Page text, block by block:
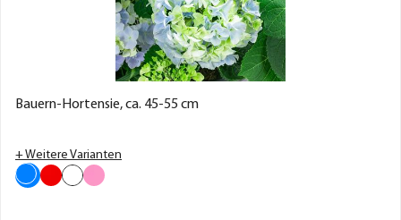
Bauern-Hortensie, ca. 45-55 cm
+ Weitere Varianten